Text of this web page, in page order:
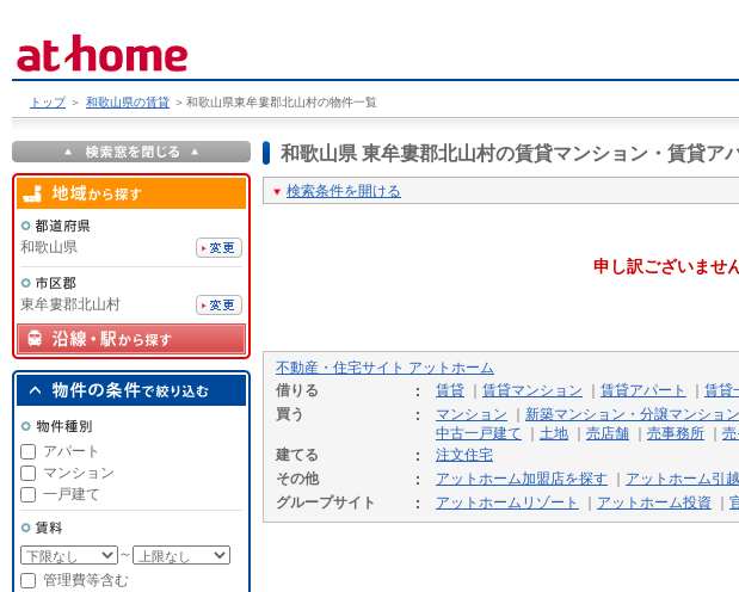
トップ ＞ 和歌山県の賃貸 ＞ 和歌山県東牟婁郡北山村の物件一覧
和歌山県 東牟婁郡北山村の賃貸マンション・賃貸ア
検索条件を開ける
申し訳ございませ
不動産・住宅サイト アットホーム
借りる
賃貸 賃貸マンション 賃貸アパート 賃貸
買う
マンション 新築マンション・分譲マンション
中古一戸建て
土地 売店舗 売事務所
建てる
注文住宅
その他
アットホーム加盟店を探す アットホーム引
グループサイト
アットホームリゾート アットホーム投資
和歌山県
東牟婁郡北山村
アパート
マンション
一戸建て
～
管理費等含む